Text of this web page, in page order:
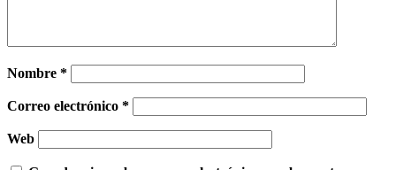
Nombre *
Correo electrónico *
Web